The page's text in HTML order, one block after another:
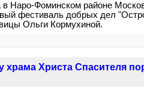
в Наро-Фоминском районе
фестиваль добрых дел
Ольги Кормухиной.
храма Христа Спасителя